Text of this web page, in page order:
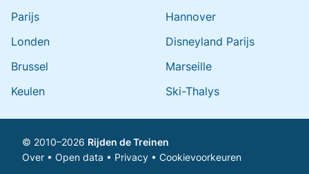
Parijs
Londen
Brussel
Keulen
Hannover
Disneyland Parijs
Marseille
Ski-Thalys
© 2010–2026 Rijden de Treinen
Over • Open data • Privacy • Cookievoorkeuren